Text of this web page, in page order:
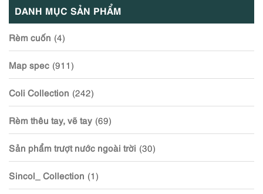
DANH MỤC SẢN PHẨM
Rèm cuốn (4)
Map spec (911)
Coli Collection (242)
Rèm thêu tay, vẽ tay (69)
Sản phẩm trượt nước ngoài trời (30)
Sincol_ Collection (1)